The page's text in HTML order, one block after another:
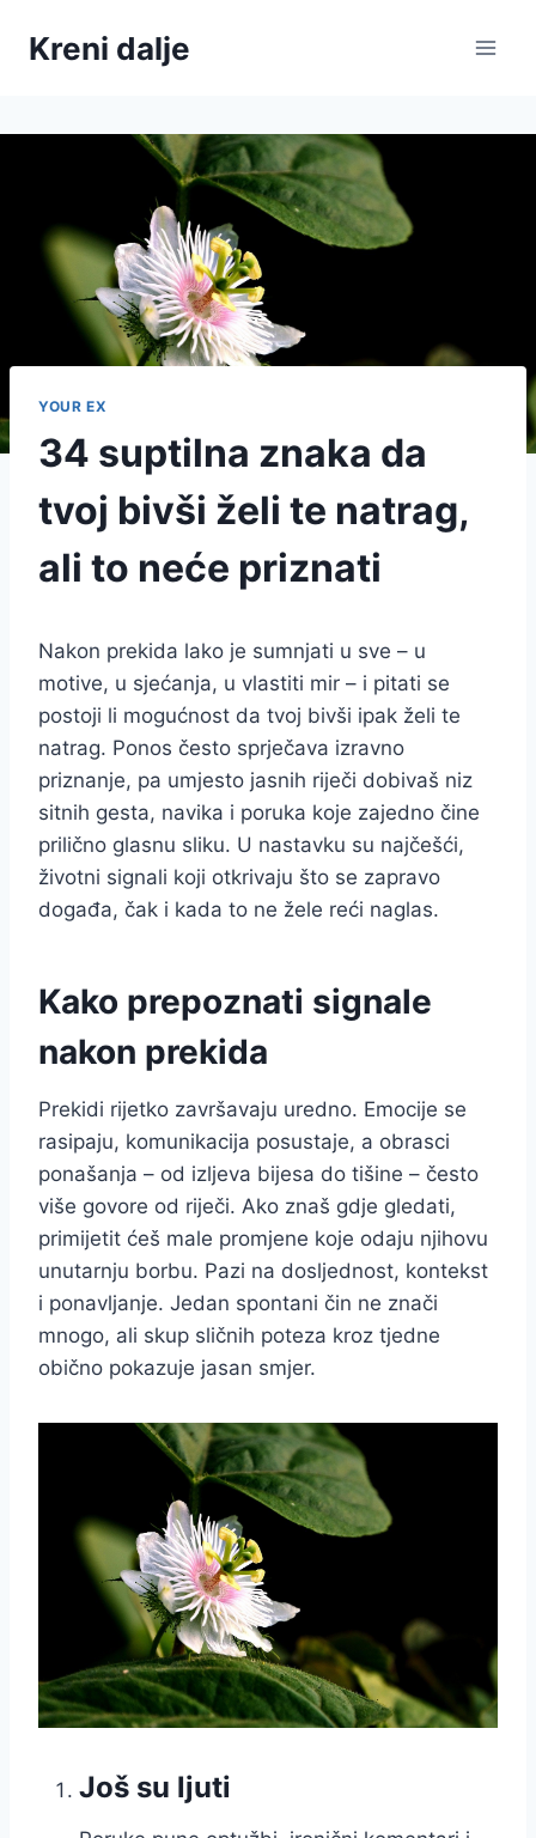
Kreni dalje
YOUR EX
34 suptilna znaka da
tvoj bivši želi te natrag,
ali to neće priznati
Nakon prekida lako je sumnjati u sve – u
motive, u sjećanja, u vlastiti mir – i pitati se
postoji li mogućnost da tvoj bivši ipak želi te
natrag. Ponos često sprječava izravno
priznanje, pa umjesto jasnih riječi dobivaš niz
sitnih gesta, navika i poruka koje zajedno čine
prilično glasnu sliku. U nastavku su najčešći,
životni signali koji otkrivaju što se zapravo
događa, čak i kada to ne žele reći naglas.
Kako prepoznati signale
nakon prekida
Prekidi rijetko završavaju uredno. Emocije se
rasipaju, komunikacija posustaje, a obrasci
ponašanja – od izljeva bijesa do tišine – često
više govore od riječi. Ako znaš gdje gledati,
primijetit ćeš male promjene koje odaju njihovu
unutarnju borbu. Pazi na dosljednost, kontekst
i ponavljanje. Jedan spontani čin ne znači
mnogo, ali skup sličnih poteza kroz tjedne
obično pokazuje jasan smjer.
Još su ljuti